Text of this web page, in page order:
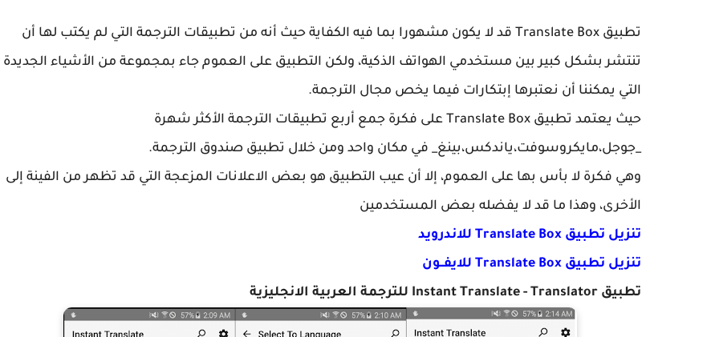
تطبيق Translate Box قد لا يكون مشهورا بما فيه الكفاية حيث أنه من تطبيقات الترجمة التي لم يكتب لها أن
تنتشر بشكل كبير بين مستخدمي الهواتف الذكية، ولكن التطبيق على العموم جاء بمجموعة من الأشياء الجديدة
التي يمكننا أن نعتبرها إبتكارات فيما يخص مجال الترجمة.
حيث يعتمد تطبيق Translate Box على فكرة جمع أربع تطبيقات الترجمة الأكثر شهرة
_جوجل،مايكروسوفت،ياندكس،بينغ_ في مكان واحد ومن خلال تطبيق صندوق الترجمة.
وهي فكرة لا بأس بها على العموم، إلا أن عيب التطبيق هو بعض الاعلانات المزعجة التي قد تظهر من الفينة إلى
الأخرى، وهذا ما قد لا يفضله بعض المستخدمين
تنزيل تطبيق Translate Box للاندرويد
تنزيل تطبيق Translate Box للايفــون
تطبيق Instant Translate - Translator للترجمة العربية الانجليزية